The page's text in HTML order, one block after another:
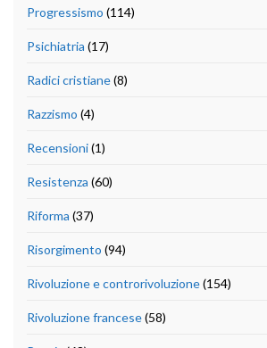
Progressismo (114)
Psichiatria (17)
Radici cristiane(8)
Razzismo (4)
Recensioni(1)
Resistenza (60)
Riforma (37)
Risorgimento (94)
Rivoluzione e controrivoluzione(154)
Rivoluzione francese(58)